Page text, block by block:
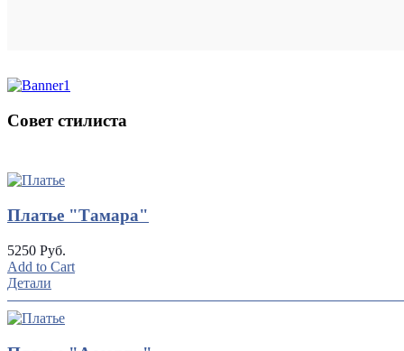
Совет стилиста
Платье "Тамара"
5250 Руб.
Add to Cart
Детали